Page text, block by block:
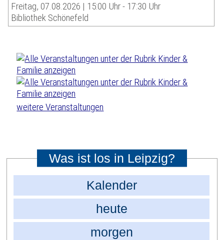
Freitag, 07.08.2026 | 15:00 Uhr - 17:30 Uhr
Bibliothek Schönefeld
weitere Veranstaltungen
Was ist los in Leipzig?
Kalender
heute
morgen